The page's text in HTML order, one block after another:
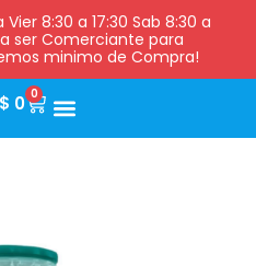
8:30 a 17:30 Sab 8:30 a
ser Comerciante para
minimo de Compra!
$ 0 0